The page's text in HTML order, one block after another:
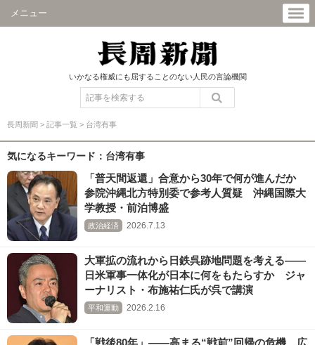
メニュー
いかなる権威にも屈することのない人民の言論機関
長周新聞 > 記事一覧 > 台湾有事
気になるキーワード：台湾有事
「普天間返還」合意から30年で何が進んだか
参院沖縄北方特別委で参考人質疑 沖縄国際大
学教授・前泊博盛
政治経済 2026.7.13
大軍拡の流れから日鉄呉跡地問題を考える――
日米軍事一体化が日本に何をもたらすか ジャ
ーナリスト・布施祐仁氏が呉で講演
平和運動 2026.2.16
「戦後80年」――高まる“戦前”回帰の危機 広